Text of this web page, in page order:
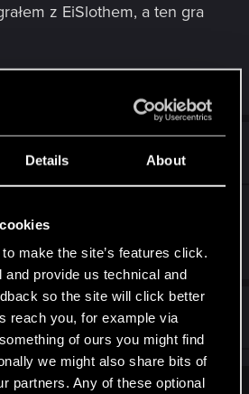
Details About
make the site’s features click.
and provide us technical and
so the site will click better
reach you, for example via
of ours you might find
we might also share bits of
partners. Any of these optional
z EiSlothem, a ten gra
Forum veteran
Dec 3, 2017
Senior user
Dec 3, 2017